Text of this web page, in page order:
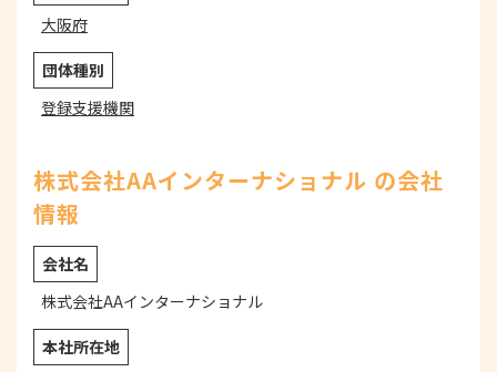
大阪府
団体種別
登録支援機関
株式会社AAインターナショナル の会社
情報
会社名
株式会社AAインターナショナル
本社所在地